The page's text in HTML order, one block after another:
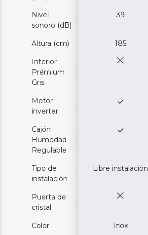
Nivel
sonoro (dB)
39
Altura (cm) 185
Interior
Prémium
Gris
Motor
inverter
Cajón
Humedad
Regulable
Tipo de
instalación
Libre instalación
Puerta de
cristal
Color Inox